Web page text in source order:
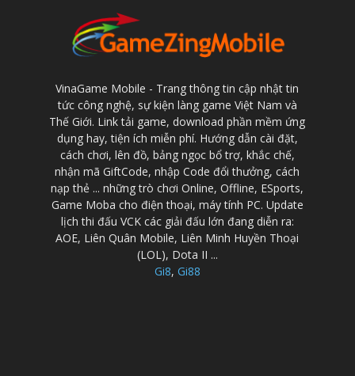
VinaGame Mobile - Trang thông tin cập nhật tin
tức công nghệ, sự kiện làng game Việt Nam và
Thế Giới. Link tải game, download phần mềm ứng
dụng hay, tiện ích miễn phí. Hướng dẫn cài đặt,
cách chơi, lên đồ, bảng ngọc bổ trợ, khắc chế,
nhận mã GiftCode, nhập Code đổi thưởng, cách
nạp thẻ ... những trò chơi Online, Offline, ESports,
Game Moba cho điện thoại, máy tính PC. Update
lịch thi đấu VCK các giải đấu lớn đang diễn ra:
AOE, Liên Quân Mobile, Liên Minh Huyền Thoại
(LOL), Dota II ...
Gi8, Gi88